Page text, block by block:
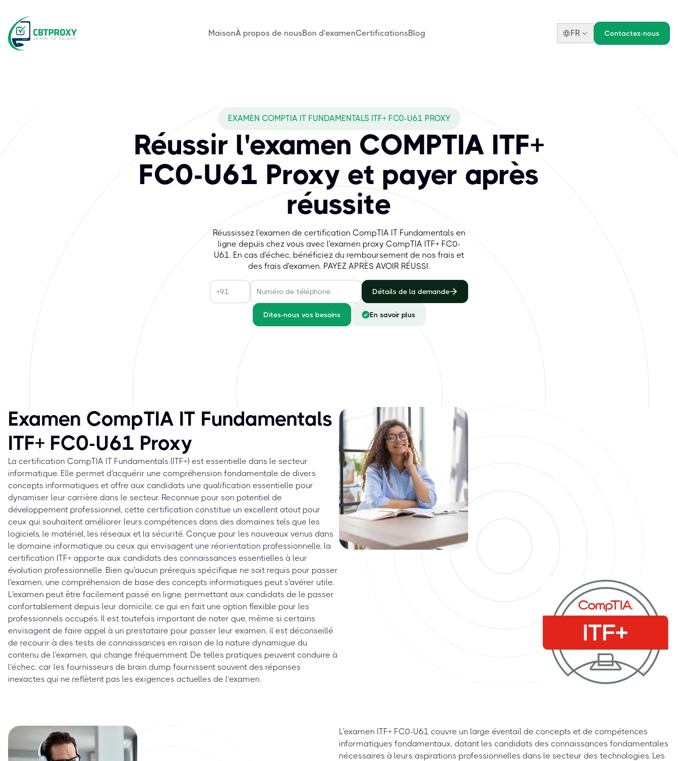
MaisonÀ propos de nousBon d'examenCertificationsBlog FR Contactez-nous
EXAMEN COMPTIA IT FUNDAMENTALS ITF+ FC0-U61 PROXY
Réussir l'examen COMPTIA ITF+
FC0-U61 Proxy et payer après
réussite
Réussissez l'examen de certification CompTIA IT Fundamentals en
ligne depuis chez vous avec l'examen proxy CompTIA ITF+ FC0-
U61. En cas d'échec, bénéficiez du remboursement de nos frais et
des frais d'examen. PAYEZ APRÈS AVOIR RÉUSSI.
Détails de la demande
Dites-nous vos besoins En savoir plus
Examen CompTIA IT Fundamentals
ITF+ FC0-U61 Proxy
La certification CompTIA IT Fundamentals (ITF+) est essentielle dans le secteur
informatique. Elle permet d'acquérir une compréhension fondamentale de divers
concepts informatiques et offre aux candidats une qualification essentielle pour
dynamiser leur carrière dans le secteur. Reconnue pour son potentiel de
développement professionnel, cette certification constitue un excellent atout pour
ceux qui souhaitent améliorer leurs compétences dans des domaines tels que les
logiciels, le matériel, les réseaux et la sécurité. Conçue pour les nouveaux venus dans
le domaine informatique ou ceux qui envisagent une réorientation professionnelle, la
certification ITF+ apporte aux candidats des connaissances essentielles à leur
évolution professionnelle. Bien qu'aucun prérequis spécifique ne soit requis pour passer
l'examen, une compréhension de base des concepts informatiques peut s'avérer utile.
L'examen peut être facilement passé en ligne, permettant aux candidats de le passer
confortablement depuis leur domicile, ce qui en fait une option flexible pour les
professionnels occupés. Il est toutefois important de noter que, même si certains
envisagent de faire appel à un prestataire pour passer leur examen, il est déconseillé
de recourir à des tests de connaissances en raison de la nature dynamique du
contenu de l'examen, qui change fréquemment. De telles pratiques peuvent conduire à
l’échec, car les fournisseurs de brain dump fournissent souvent des réponses
inexactes qui ne reflètent pas les exigences actuelles de l’examen.
L'examen ITF+ FC0-U61 couvre un large éventail de concepts et de compétences
informatiques fondamentaux, dotant les candidats des connaissances fondamentales
nécessaires à leurs aspirations professionnelles dans le secteur des technologies. Les